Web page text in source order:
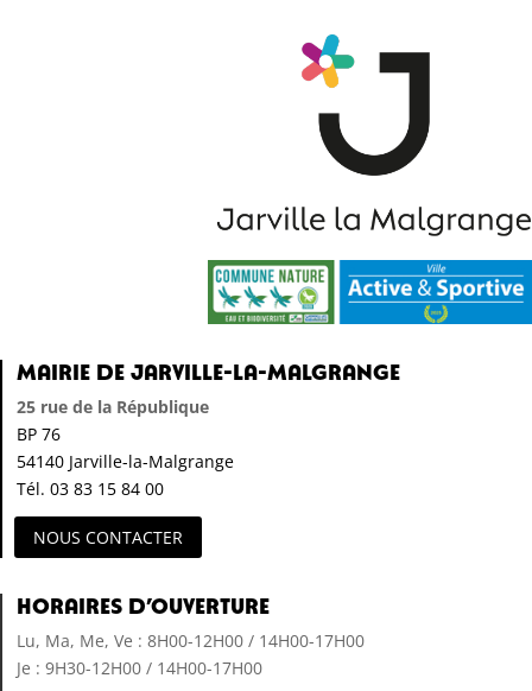
Mairie de Jarville-la-Malgrange
25 rue de la République
BP 76
54140 Jarville-la-Malgrange
Tél. 03 83 15 84 00
NOUS CONTACTER
Horaires d’ouverture
Lu, Ma, Me, Ve : 8H00-12H00 / 14H00-17H00
Je : 9H30-12H00 / 14H00-17H00